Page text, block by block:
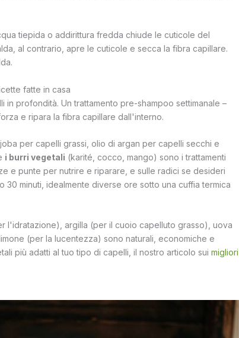
tiepida o addirittura fredda chiude le cuticole del
al contrario, apre le cuticole e secca la fibra capillare.
fatte in casa
in profondità. Un trattamento pre-shampoo settimanale –
e ripara la fibra capillare dall'interno.
per capelli grassi, olio di argan per capelli secchi e
i burri vegetali (karité, cocco, mango) sono i trattamenti
e punte per nutrire e riparare, e sulle radici se desideri
30 minuti, idealmente diverse ore sotto una cuffia termica
l'idratazione), argilla (per il cuoio capelluto grasso), uova
(per la lucentezza) sono naturali, economiche e
più adatti al tuo tipo di capelli, il nostro articolo sui migliori